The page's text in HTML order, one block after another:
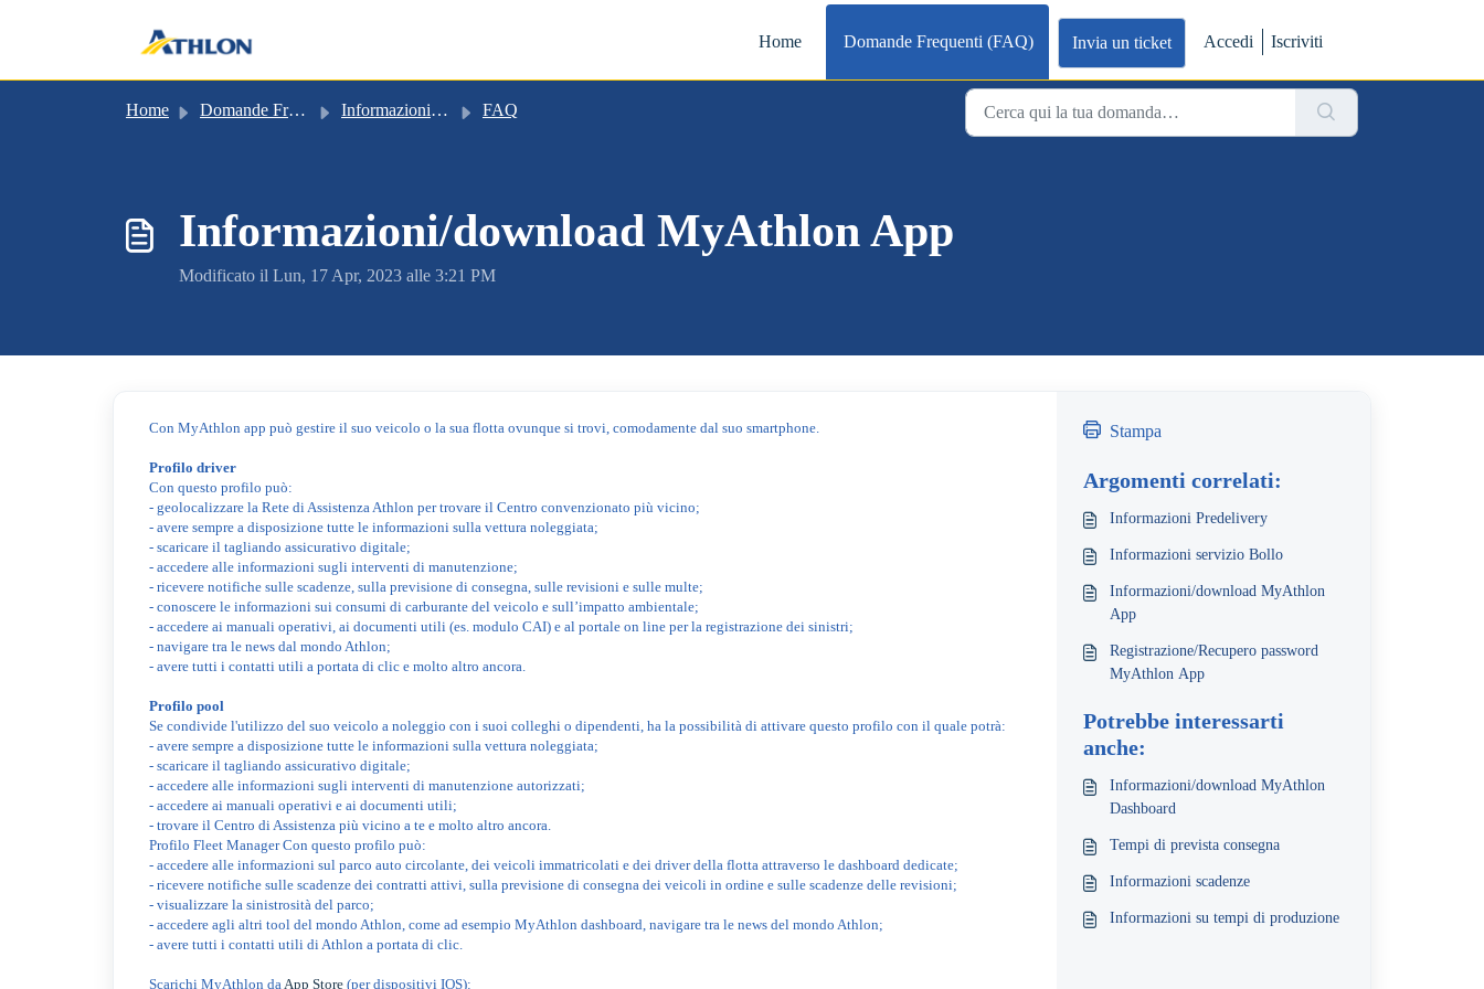
Home
Domande Frequenti (FAQ) Invia un ticket Accedi Iscriviti
Home Domande Frequenti (FAQ) Informazioni su servizi accessori FAQ
Informazioni/download MyAthlon App
Modificato il Lun, 17 Apr, 2023 alle 3:21 PM
Con MyAthlon app può gestire il suo veicolo o la sua flotta ovunque si trovi, comodamente dal suo smartphone.
Profilo driver
Con questo profilo può:
- geolocalizzare la Rete di Assistenza Athlon per trovare il Centro convenzionato più vicino;
- avere sempre a disposizione tutte le informazioni sulla vettura noleggiata;
- scaricare il tagliando assicurativo digitale;
- accedere alle informazioni sugli interventi di manutenzione;
- ricevere notifiche sulle scadenze, sulla previsione di consegna, sulle revisioni e sulle multe;
- conoscere le informazioni sui consumi di carburante del veicolo e sull’impatto ambientale;
- accedere ai manuali operativi, ai documenti utili (es. modulo CAI) e al portale on line per la registrazione dei sinistri;
- navigare tra le news dal mondo Athlon;
- avere tutti i contatti utili a portata di clic e molto altro ancora.
Profilo pool
Se condivide l'utilizzo del suo veicolo a noleggio con i suoi colleghi o dipendenti, ha la possibilità di attivare questo profilo con il quale potrà:
- avere sempre a disposizione tutte le informazioni sulla vettura noleggiata;
- scaricare il tagliando assicurativo digitale;
- accedere alle informazioni sugli interventi di manutenzione autorizzati;
- accedere ai manuali operativi e ai documenti utili;
- trovare il Centro di Assistenza più vicino a te e molto altro ancora.
Profilo Fleet Manager Con questo profilo può:
- accedere alle informazioni sul parco auto circolante, dei veicoli immatricolati e dei driver della flotta attraverso le dashboard dedicate;
- ricevere notifiche sulle scadenze dei contratti attivi, sulla previsione di consegna dei veicoli in ordine e sulle scadenze delle revisioni;
- visualizzare la sinistrosità del parco;
- accedere agli altri tool del mondo Athlon, come ad esempio MyAthlon dashboard, navigare tra le news del mondo Athlon;
- avere tutti i contatti utili di Athlon a portata di clic.
Scarichi MyAthlon daApp Store (per dispositivi IOS):
Stampa
Argomenti correlati:
Informazioni Predelivery
Informazioni servizio Bollo
Informazioni/download MyAthlon
App
Registrazione/Recupero password
MyAthlon App
Potrebbe interessarti
anche:
Informazioni/download MyAthlon
Dashboard
Tempi di prevista consegna
Informazioni scadenze
Informazioni su tempi di produzione